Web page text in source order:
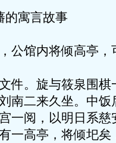
的寓言故事
公馆内将倾高亭，
件。旋与筱泉围
南二来久坐。中
一阅，以明日系
一高亭，将倾圯